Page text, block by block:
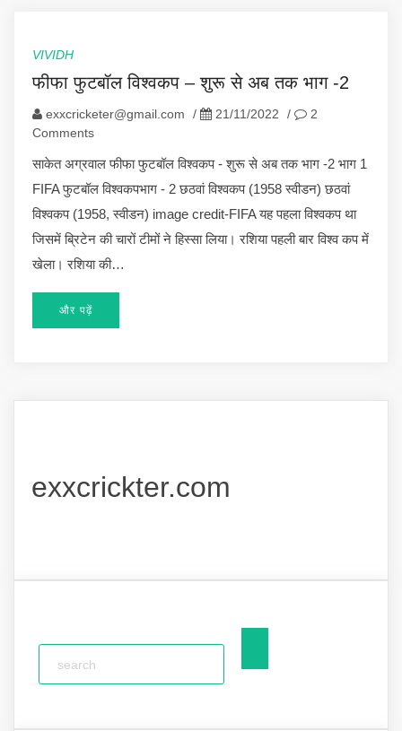
VIVIDH
फीफा फुटबॉल विश्वकप – शुरू से अब तक भाग -2
exxcricketer@gmail.com / 21/11/2022 /
2
Comments
साकेत अग्रवाल फीफा फुटबॉल विश्वकप - शुरू से अब तक भाग -2 भाग 1
FIFA फुटबॉल विश्वकपभाग - 2 छठवां विश्वकप (1958 स्वीडन) छठवां
विश्वकप (1958, स्वीडन) image credit-FIFA यह पहला विश्वकप था
जिसमें ब्रिटेन की चारों टीमों ने हिस्सा लिया। रशिया पहली बार विश्व कप में
खेला। रशिया की…
और पढ़ें
exxcrickter.com